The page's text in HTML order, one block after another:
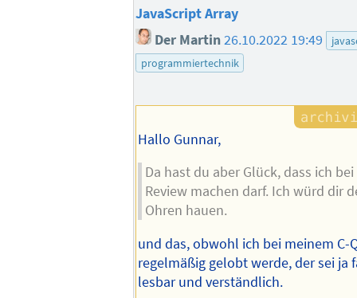
JavaScript Array
Der Martin26.10.2022 19:49
programmiertechnik
Hallo Gunnar,
Da hast du aber Glück, dass ich
Review machen darf. Ich würd dir
Ohren hauen.
und das, obwohl ich bei meinem C-
regelmäßig gelobt werde, der sei ja
lesbar und verständlich.